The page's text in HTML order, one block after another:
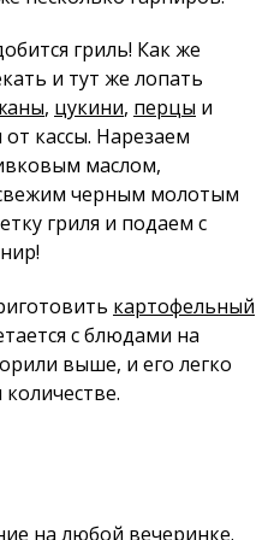
гриль! Как же
и тут же лопать
, цукини, перцы и
кассы. Нарезаем
маслом,
черным молотым
гриля и подаем с
картофельный
с блюдами на
выше, и его легко
на любой вечеринке.